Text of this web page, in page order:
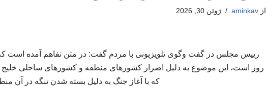
ازaminkav ژوئن 30, 2026
روز است، این موضوع به دلیل اصرار کشورهای منطقه و کشورهای ساحلی
که با آغاز جنگ به دلیل بسته شدن تنگه در آن